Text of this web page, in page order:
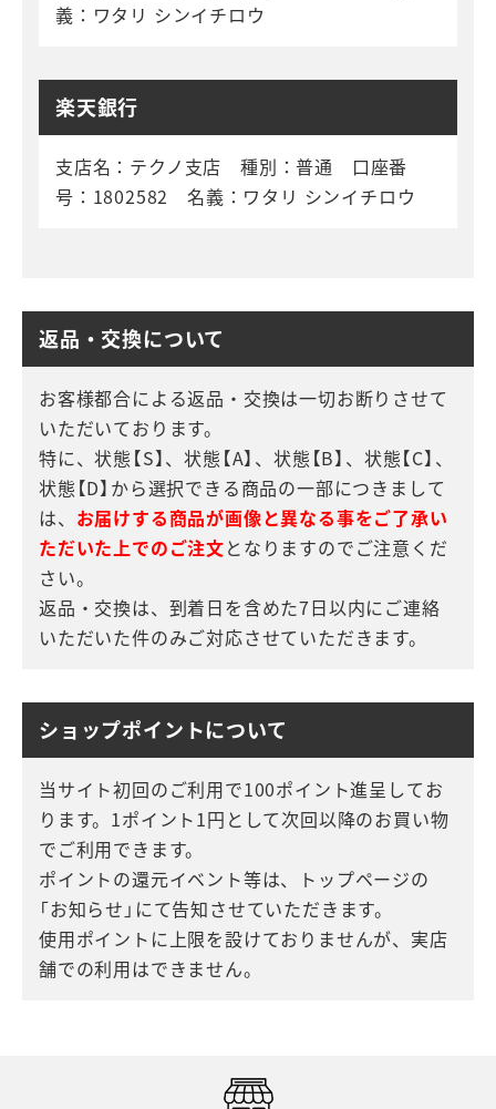
義：ワタリ シンイチロウ
楽天銀行
支店名：テクノ支店 種別：普通 口座番
号：1802582 名義：ワタリ シンイチロウ
返品・交換について
お客様都合による返品・交換は一切お断りさせて
いただいております。
特に、状態【S】、状態【A】、状態【B】、状態【C】、
状態【D】から選択できる商品の一部につきまして
は、 お届けする商品が画像と異なる事をご了承い
ただいた上でのご注文となりますのでご注意くだ
さい。
返品・交換は、到着日を含めた7日以内にご連絡
いただいた件のみご対応させていただきます。
ショップポイントについて
当サイト初回のご利用で100ポイント進呈してお
ります。1ポイント1円として次回以降のお買い物
でご利用できます。
ポイントの還元イベント等は、トップページの
「お知らせ」にて告知させていただきます。
使用ポイントに上限を設けておりませんが、実店
舗での利用はできません。